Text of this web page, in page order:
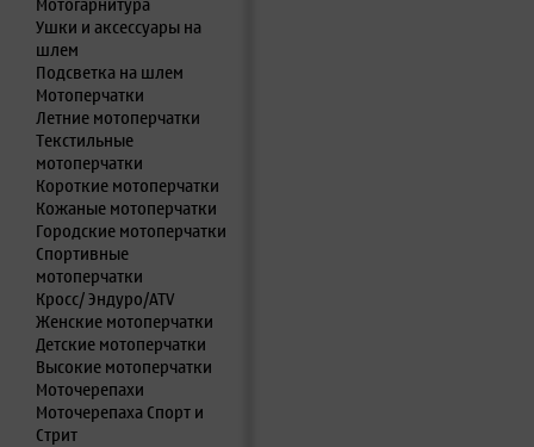
Ушки и аксессуары на
шлем
Подсветка на шлем
Мотоперчатки
Летние мотоперчатки
Текстильные
мотоперчатки
Короткие мотоперчатки
Кожаные мотоперчатки
Городские мотоперчатки
Спортивные
мотоперчатки
Кросс/ Эндуро/ATV
Женские мотоперчатки
Детские мотоперчатки
Высокие мотоперчатки
Моточерепахи
Моточерепаха Спорт и
Стрит